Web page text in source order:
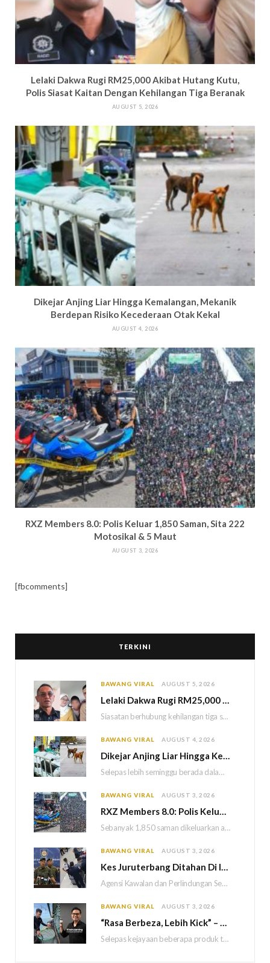
Lelaki Dakwa Rugi RM25,000 Akibat Hutang Kutu,
Polis Siasat Kaitan Dengan Kehilangan Tiga Beranak
AUGUST 5, 2026
Dikejar Anjing Liar Hingga Kemalangan, Mekanik
Berdepan Risiko Kecederaan Otak Kekal
AUGUST 4, 2026
RXZ Members 8.0: Polis Keluar 1,850 Saman, Sita 222
Motosikal & 5 Maut
AUGUST 3, 2026
[fbcomments]
TERKINI
BAWANG VIRAL AUGUST 5, 2026
Lelaki Dakwa Rugi RM25,000 Akibat Hutang Kutu, Polis Siasat Kaitan Dengan Kehilangan Tiga Beranak
Siasatan berhubung kehilangan tiga sekeluarga di Bukit Kayu Hitam kini memasuki perkembangan baharu apabila polis…
BAWANG VIRAL AUGUST 4, 2026
Dikejar Anjing Liar Hingga Kemalangan, Mekanik Berdepan Risiko Kecederaan Otak Kekal
Selepas lebih seminggu berada dalam keadaan koma akibat kemalangan dipercayai berpunca daripada kejadian dikejar sekumpulan…
BAWANG VIRAL AUGUST 3, 2026
RXZ Members 8.0: Polis Keluar 1,850 Saman, Sita 222 Motosikal & 5 Maut
Sebanyak 1,850 saman dikeluarkan atas pelbagai kesalahan lalu lintas manakala 222 motosikal disita sepanjang penganjuran…
BAWANG VIRAL AUGUST 3, 2026
Kes Juruterbang Ditahan Di Indonesia: AKPS Dedah Bagasi Lepasi Saringan KLIA Tanpa Imej Mencurigakan
Agensi Kawalan dan Perlindungan Sempadan Malaysia (AKPS) menjelaskan bahawa semua prosedur pemeriksaan keselamatan di Lapangan…
BAWANG VIRAL AUGUST 3, 2026
“Rasa Berbeza, Lebih Kick” – Khairul Aming Sanggup Turun Ke Laut Demi Hasilkan Sambal Nyet Bilis Baharu
Selepas kejayaan beberapa produk terdahulu, usahawan dan pempengaruh, Khairul Aming kini tampil dengan produk terbaharunya…